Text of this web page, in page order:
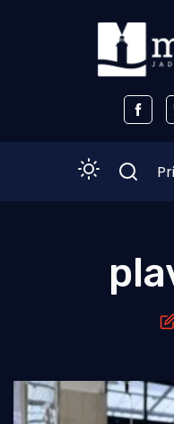
Otoci